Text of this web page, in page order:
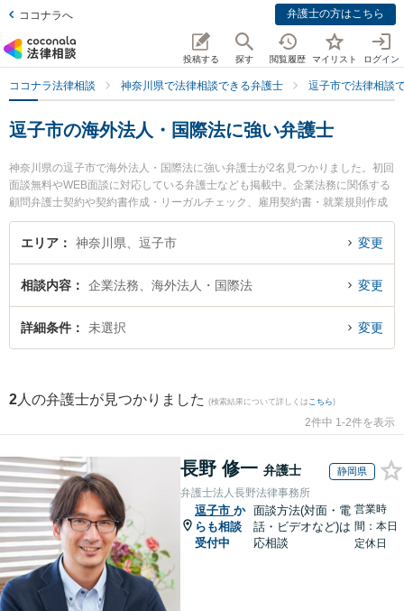
ココナラへ 弁護士の方はこちら
投稿する 探す 閲覧履歴 マイリスト ログイン
ココナラ法律相談 神奈川県で法律相談できる弁護士 逗子市で法律相談
逗子市の海外法人・国際法に強い弁護士
神奈川県の逗子市で海外法人・国際法に強い弁護士が2名見つかりました。初回
面談無料やWEB面談に対応している弁護士なども掲載中。企業法務に関係する
顧問弁護士契約や契約書作成・リーガルチェック、雇用契約書・就業規則作成
等の細かな分野での絞り込み検索もでき便利です。特に湘南よこすか法律事務
所 逗子事務所の川尻 新弁護士や逗子法律事務所の手島 万里弁護士のプロフィ
外法人・国際法のトラブル解決の実績豊富な近くの弁護士を検索したい』『初
回相談無料で海外法人・国際法を法律相談できる逗子市内の弁護士に相談予約
したい』などでお困りの相談者さんにおすすめです。
エリア 神奈川県、逗子市 変更
相談内容 企業法務、海外法人・国際法 変更
詳細条件 未選択 変更
2 人の弁護士が見つかりました (検索結果について詳しくは こちら)
2件中 1-2件を表示
長野 修一 弁護士 静岡県
弁護士法人長野法律事務所
逗子市 か
らも相談
受付中
面談方法(対面・電
話・ビデオなど)は
応相談
営業時
間：本日
定休日